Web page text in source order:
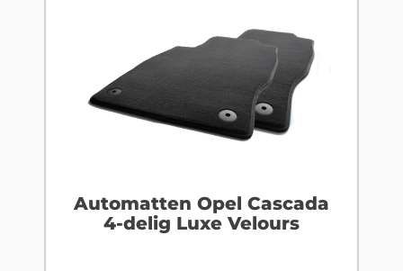
Automatten Opel Cascada
4-delig Luxe Velours